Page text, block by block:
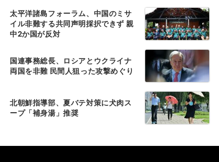
太平洋諸島フォーラム、中国のミサ
イル非難する共同声明採択できず 親
中2か国が反対
国連事務総長、ロシアとウクライナ
両国を非難 民間人狙った攻撃めぐり
北朝鮮指導部、夏バテ対策に犬肉ス
ープ「補身湯」推奨